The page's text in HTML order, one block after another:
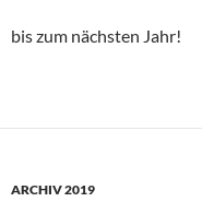
bis zum nächsten Jahr!
ARCHIV 2019